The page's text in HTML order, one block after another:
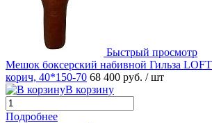
Быстрый просмотр
Мешок боксерский набивной Гильза
корич, 40*150-70 68 400 руб. / шт
В корзину
Подробнее